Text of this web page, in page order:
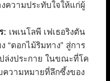
ความประทับใจให้แก่ผู้
: เพเนโลพี เฟเธอริงตัน
“ดอกไม้ริมทาง” สู่การ
ล่งประกาย ในขณะที่โค
วามหมายที่ลึกซึ้งของ